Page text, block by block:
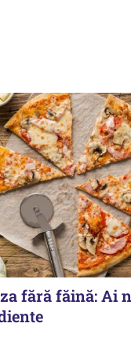
fără făină: Ai